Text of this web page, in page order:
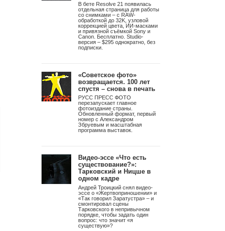
В бете Resolve 21 появилась
отдельная страница для работы
со снимками – с RAW-
обработкой до 32K, узловой
коррекцией цвета, ИИ-масками
и привязной съёмкой Sony и
Canon. Бесплатно. Studio-
версия – $295 однократно, без
подписки.
«Советское фото»
возвращается. 100 лет
спустя – снова в печать
РУСС ПРЕСС ФОТО
перезапускает главное
фотоиздание страны.
Обновленный формат, первый
номер с Александром
Збруевым и масштабная
программа выставок.
Видео-эссе «Что есть
существование?»:
Тарковский и Ницше в
одном кадре
Андрей Троицкий снял видео-
эссе о «Жертвоприношении» и
«Так говорил Заратустра» – и
смонтировал сцены
Тарковского в непривычном
порядке, чтобы задать один
вопрос: что значит «я
существую»?